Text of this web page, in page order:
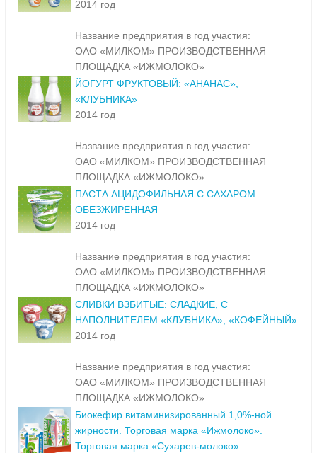
2014 год
Название предприятия в год участия:
ОАО «МИЛКОМ» ПРОИЗВОДСТВЕННАЯ
ПЛОЩАДКА «ИЖМОЛОКО»
ЙОГУРТ ФРУКТОВЫЙ: «АНАНАС»,
«КЛУБНИКА»
2014 год
Название предприятия в год участия:
ОАО «МИЛКОМ» ПРОИЗВОДСТВЕННАЯ
ПЛОЩАДКА «ИЖМОЛОКО»
ПАСТА АЦИДОФИЛЬНАЯ С САХАРОМ
ОБЕЗЖИРЕННАЯ
2014 год
Название предприятия в год участия:
ОАО «МИЛКОМ» ПРОИЗВОДСТВЕННАЯ
ПЛОЩАДКА «ИЖМОЛОКО»
СЛИВКИ ВЗБИТЫЕ: СЛАДКИЕ, С
НАПОЛНИТЕЛЕМ «КЛУБНИКА», «КОФЕЙНЫЙ»
2014 год
Название предприятия в год участия:
ОАО «МИЛКОМ» ПРОИЗВОДСТВЕННАЯ
ПЛОЩАДКА «ИЖМОЛОКО»
Биокефир витаминизированный 1,0%-ной
жирности. Торговая марка «Ижмолоко».
Торговая марка «Сухарев-молоко»